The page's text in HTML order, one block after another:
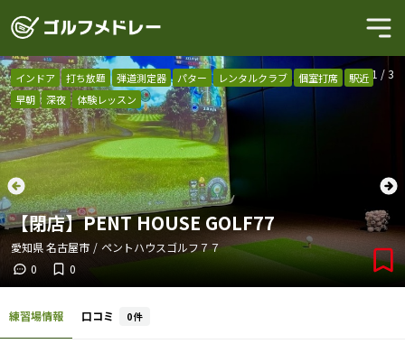
1 /3
インドア 打ち放題 弾道測定器 パター レンタルクラブ 個室打席
駅近
早朝
深夜 体験レッスン
【閉店】PENT HOUSE GOLF77
愛知県名古屋市 / ペントハウスゴルフ７７
0
0
練習場情報 口コミ 0件